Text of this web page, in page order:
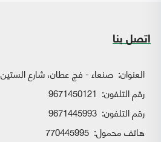
اتصل بنا
العنوان: صنعاء - فج عطان، شارع الستين
رقم التلفون: 9671450121
رقم التلفون: 9671445993
هاتف محمول: 770445995